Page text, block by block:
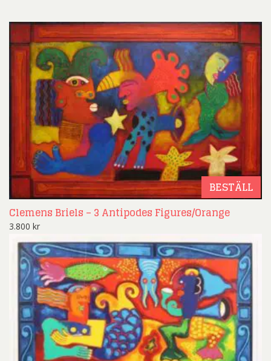
BESTÄLL
Clemens Briels – 3 Antipodes Figures/Orange
3.800 kr